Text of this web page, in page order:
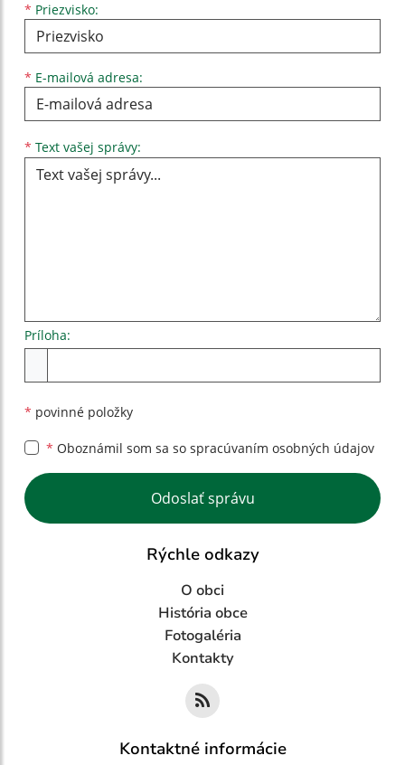
* Priezvisko:
* E-mailová adresa:
* Text vašej správy:
Príloha:
* povinné položky
* Oboznámil som sa so spracúvaním osobných údajov
Google reCaptcha Response
Odoslať správu
Rýchle odkazy
O obci
História obce
Fotogaléria
Kontakty
Kontaktné informácie